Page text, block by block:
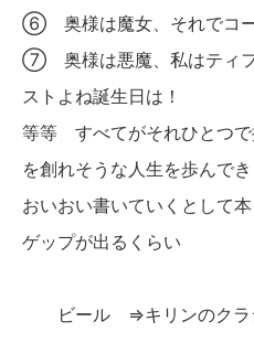
⑥ 奥様は魔女、それでコー
⑦ 奥様は悪魔、私はティフ
ストよね誕生日は！
等等 すべてがそれひとつ
を創れそうな人生を歩んでき
おいおい書いていくとして
ゲップが出るくらい
ビール ⇒キリンのクラ